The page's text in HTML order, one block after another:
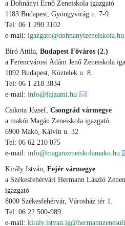
a Dohnányi Ernő Zeneiskola igazgató
1183 Budapest, Gyöngyvirág u. 7-9.
Tel: 06 1 290 3102
e-mail: igazgato@dohnanyizeneiskola.hu
Bíró Attila, Budapest Főváros (2.)
a Ferencvárosi Ádám Jenő Zeneiskola
1092 Budapest, Köztelek u. 8.
Tel: 06 1 218 3834
e-mail: info@fajzami.hu
Csikota József, Csongrád vármegye
a makói Magán Zeneiskola igazgató
6900 Makó, Kálvin u. 32
Tel: 06 62 210 875
e-mail: info@maganzeneiskolamako.hu
Király István, Fejér vármegye
a Székesfehérvári Hermann László
igazgató
8000 Székesfehérvár, Városház tér 1.
Tel: 06 22 500-989
e-mail: